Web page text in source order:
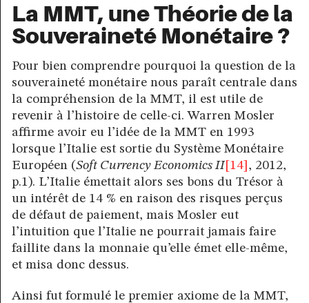
La MMT, une Théorie de la
Souveraineté Monétaire ?
Pour bien comprendre pourquoi la question de la
souveraineté monétaire nous paraît centrale dans
la compréhension de la MMT, il est utile de
revenir à l’histoire de celle-ci. Warren Mosler
affirme avoir eu l’idée de la MMT en 1993
lorsque l’Italie est sortie du Système Monétaire
Européen (Soft Currency Economics II[14] , 2012,
p.1). L’Italie émettait alors ses bons du Trésor à
un intérêt de 14 % en raison des risques perçus
de défaut de paiement, mais Mosler eut
l’intuition que l’Italie ne pourrait jamais faire
faillite dans la monnaie qu’elle émet elle-même,
et misa donc dessus.
Ainsi fut formulé le premier axiome de la MMT,